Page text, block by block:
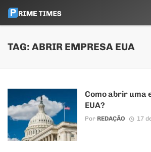
TAG: ABRIR EMPRESA EUA
Como abrir uma
EUA?
Por REDAÇÃO 17